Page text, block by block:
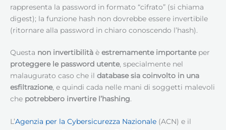
rappresenta la password in formato “cifrato” (si chiama
digest); la funzione hash non dovrebbe essere invertibile
(ritornare alla password in chiaro conoscendo l’hash).
Questa non invertibilità è estremamente importanteper
proteggere le password utente, specialmente nel
malaugurato caso che il database sia coinvolto in una
esfiltrazione, e quindi cada nelle mani di soggetti malevoli
che potrebbero invertire l’hashing.
L’Agenzia per la Cybersicurezza Nazionale (ACN) e il